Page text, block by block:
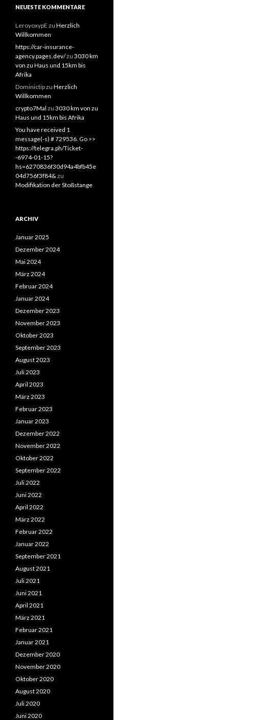
NEUESTE KOMMENTARE
LeroyoxypE zu Herzlich
Willkommen
https://car-insurance-
agency.pages.dev/zu 3030 km
von zu Haus und 15km bis
Afrika
Dominictipzu Herzlich
Willkommen
crypto7Mal zu 3030 km von zu
Haus und 15km bis Afrika
You have received 1
message(-s) # 729536. Go >>
https://telegra.ph/Ticket-
-6974-01-15?
hs=6270836f30d94a4bfb45e
04d756f3f84&zu
Modifikation der Stoßstange
ARCHIV
Januar 2025
Dezember 2024
Mai 2024
März 2024
Februar 2024
Januar 2024
Dezember 2023
November 2023
Oktober 2023
September 2023
August 2023
Juli 2023
April 2023
März 2023
Februar 2023
Januar 2023
Dezember 2022
November 2022
Oktober 2022
September 2022
Juli 2022
Juni 2022
April 2022
März 2022
Februar 2022
Januar 2022
September 2021
August 2021
Juli 2021
Juni 2021
April 2021
März 2021
Februar 2021
Januar 2021
Dezember 2020
November 2020
Oktober 2020
August 2020
Juli 2020
Juni 2020